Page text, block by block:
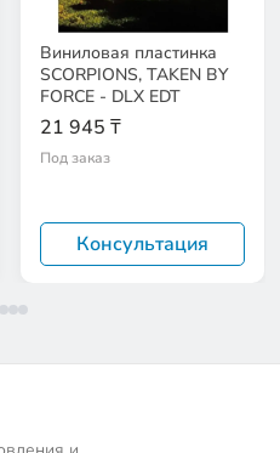
Виниловая пластинка
SCORPIONS, TAKEN BY
FORCE - DLX EDT
21 945 ₸
Под заказ
Консультация